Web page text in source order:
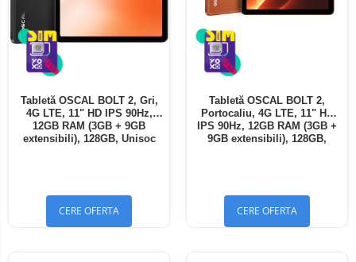
Tabletă OSCAL BOLT 2, Gri,
4G LTE, 11" HD IPS 90Hz,
12GB RAM (3GB + 9GB
extensibili), 128GB, Unisoc
CERE OFERTA
Tabletă OSCAL BOLT 2,
Portocaliu, 4G LTE, 11" HD
IPS 90Hz, 12GB RAM (3GB +
9GB extensibili), 128GB,
CERE OFERTA